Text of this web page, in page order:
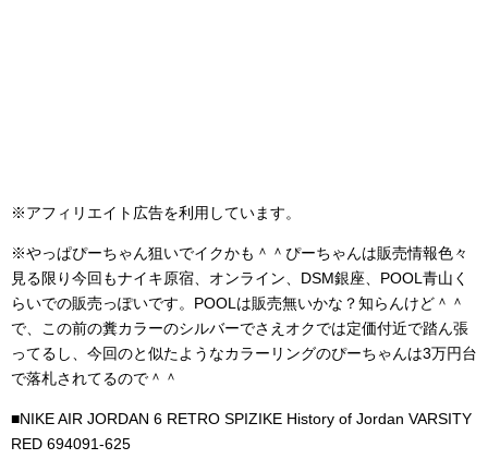
※アフィリエイト広告を利用しています。
※やっぱぴーちゃん狙いでイクかも＾＾ぴーちゃんは販売情報色々
見る限り今回もナイキ原宿、オンライン、DSM銀座、POOL青山く
らいでの販売っぽいです。POOLは販売無いかな？知らんけど＾＾
で、この前の糞カラーのシルバーでさえオクでは定価付近で踏ん張
ってるし、今回のと似たようなカラーリングのぴーちゃんは3万円台
で落札されてるので＾＾
■NIKE AIR JORDAN 6 RETRO SPIZIKE History of Jordan VARSITY
RED 694091-625